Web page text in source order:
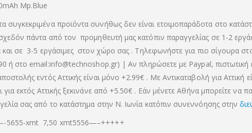
Mp.Blue
συγκεκριμένα προϊόντα συνήθως δεν είναι ετοιμοπαράδοτα στο
πάντα από τον προμηθευτή μας κατόπιν παραγγελίας σε 1-2
και σε 3-5 εργάσιμες στον χώρο σας . Τηλεφωνήστε για πιο σίγουρα
ή στο email:info@technoshop.gr) | Αν πληρώσετε με Paypal, πιστωτική
εντός Αττικής είναι μόνο +2.99€ . Με Αντικαταβολή για Αττική
για εκτός Αττικής ξεκινάνε από +5.50€ . Εάν μένετε Αθήνα μπορείτε να
σας από το κατάστημα στην Ν. Ιωνία κατόπιν συνεννόησης στην
xmt 7,50 xmt5556—–+++++